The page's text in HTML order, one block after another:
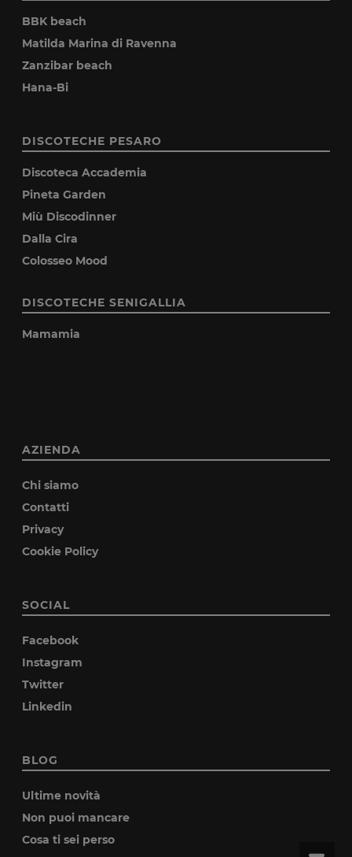
BBK beach
Matilda Marina di Ravenna
Zanzibar beach
Hana-Bi
DISCOTECHE PESARO
Discoteca Accademia
Pineta Garden
Miù Discodinner
Dalla Cira
Colosseo Mood
DISCOTECHE SENIGALLIA
Mamamia
AZIENDA
Chi siamo
Contatti
Privacy
Cookie Policy
SOCIAL
Facebook
Instagram
Twitter
Linkedin
BLOG
Ultime novità
Non puoi mancare
Cosa ti sei perso